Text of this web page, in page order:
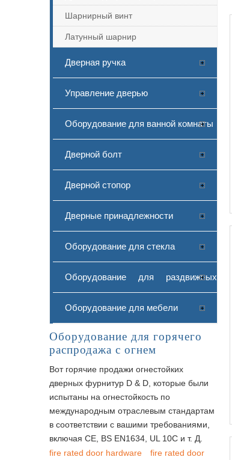
Шарнирный винт
Латунный шарнир
Дверная ручка
Управление дверью
Оборудование для ванной комнаты
Дверной болт
Дверной стопор
Дверные принадлежности
Оборудование для стекла
Оборудование для раздвижных
дверей
Оборудование для мебели
Оборудование для горячего
распродажа с огнем
Вот горячие продажи огнестойких
дверных фурнитур D & D, которые были
испытаны на огнестойкость по
международным отраслевым стандартам
в соответствии с вашими требованиями,
включая CE, BS EN1634, UL 10C и т. Д.
fire rated door hardware
fire rated door